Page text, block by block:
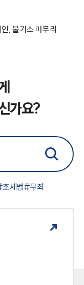
, 불기소 마무리
가요?
조세범#무죄